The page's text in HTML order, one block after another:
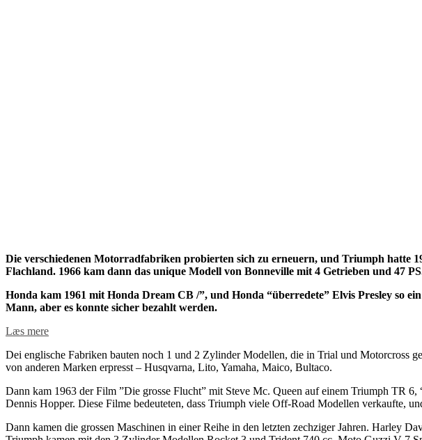
Die verschiedenen Motorradfabriken probierten sich zu erneuern, und Triumph hatte
Flachland. 1966 kam dann das unique Modell von Bonneville mit 4 Getrieben und 47
Honda kam 1961 mit Honda Dream CB /”, und Honda “überredete” Elvis Presley so
Mann, aber es konnte sicher bezahlt werden.
Læs mere
Dei englische Fabriken bauten noch 1 und 2 Zylinder Modellen, die in Trial und Motorcross
von anderen Marken erpresst – Husqvarna, Lito, Yamaha, Maico, Bultaco.
Dann kam 1963 der Film ”Die grosse Flucht” mit Steve Mc. Queen auf einem Triumph TR
Dennis Hopper. Diese Filme bedeuteten, dass Triumph viele Off-Road Modellen verkaufte,
Dann kamen die grossen Maschinen in einer Reihe in den letzten zechziger Jahren. Harley